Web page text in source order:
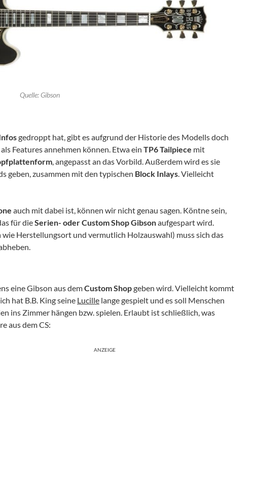
Quelle: Gibson
gedroppt hat, gibt es aufgrund der Historie des Modells doch
Features annehmen können. Etwa ein TP6 Tailpiece mit
, angepasst an das Vorbild. Außerdem wird es sie
geben, zusammen mit den typischen Block Inlays. Vielleicht
auch mit dabei ist, können wir nicht genau sagen. Köntne sein,
für dieSerien- oder Custom Shop Gibsonaufgespart wird.
Herstellungsort und vermutlich Holzauswahl) muss sich das
eine Gibson aus demCustom Shopgeben wird. Vielleicht kommt
hat B.B. King seine Lucille lange gespielt und es soll Menschen
ins Zimmer hängen bzw. spielen. Erlaubt ist schließlich, was
aus dem CS:
ANZEIGE